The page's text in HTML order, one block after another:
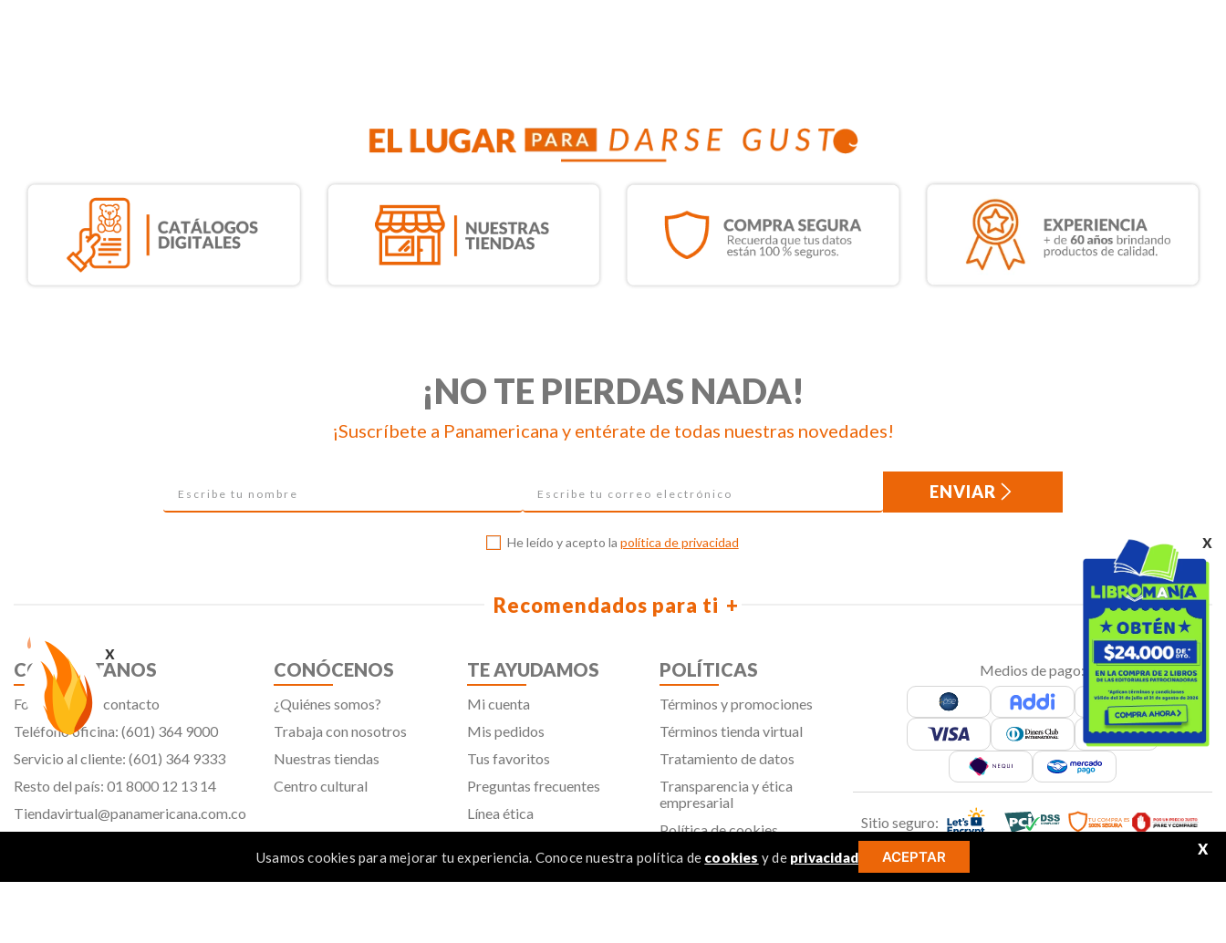
x
x
Usamos cookies para mejorar tu experiencia. Conoce nuestra política de cookies y de privacidad ACEPTAR X
¡NO TE PIERDAS NADA!
¡Suscríbete a Panamericana y entérate de todas nuestras novedades!
ENVIAR
He leído y acepto la política de privacidad
Recomendados para ti
CONTÁCTANOS
Formulario de contacto
Teléfono oficina: (601) 364 9000
Servicio al cliente: (601) 364 9333
Resto del país: 01 8000 12 13 14
Tiendavirtual@panamericana.com.co
CONÓCENOS
¿Quiénes somos?
Trabaja con nosotros
Nuestras tiendas
Centro cultural
TE AYUDAMOS
Mi cuenta
Mis pedidos
Tus favoritos
Preguntas frecuentes
Línea ética
POLÍTICAS
Términos y promociones
Términos tienda virtual
Tratamiento de datos
Transparencia y ética
empresarial
Política de cookies
Aviso de privacidad
SIC
Medios de pago:
Sitio seguro: